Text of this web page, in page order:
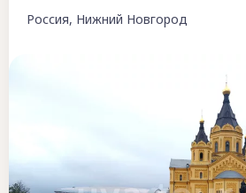
Россия, Нижний Новгород